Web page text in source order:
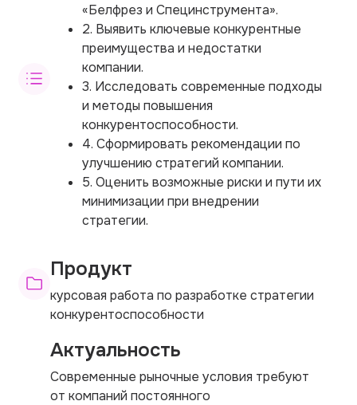
«Белфрез и Специнструмента».
2. Выявить ключевые конкурентные
преимущества и недостатки
компании.
3. Исследовать современные подходы
и методы повышения
конкурентоспособности.
4. Сформировать рекомендации по
улучшению стратегий компании.
5. Оценить возможные риски и пути их
минимизации при внедрении
стратегии.
Продукт
курсовая работа по разработке стратегии
конкурентоспособности
Актуальность
Современные рыночные условия требуют
от компаний постоянного